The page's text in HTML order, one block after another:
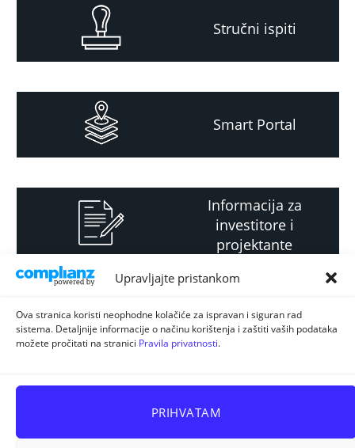
Upravljajte pristankom
Ova stranica koristi neophodne kolačiće za ispravan i siguran rad
sistema. Detaljnije informacije o načinu korištenja i zaštiti vaših podataka
možete pročitati na stranici Pravila privatnosti.
PRIHVATAM
Stručni ispiti
Smart Portal
Informacija za
investitore i
projektante
Strateški i planski
dokument